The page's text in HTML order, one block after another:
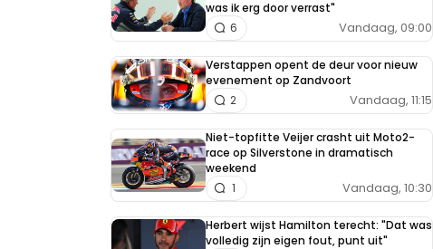
was ik erg door verrast"
Vandaag, 09:00
6
Verstappen opent de deur voor nieuw
evenement op Zandvoort
Vandaag, 11:15
2
Niet-topfitte Veijer crasht uit Moto2-
race op Silverstone in dramatisch
weekend
Vandaag, 10:30
1
Herbert wijst Hamilton terecht: "Dat was
volledig zijn eigen fout, punt uit"